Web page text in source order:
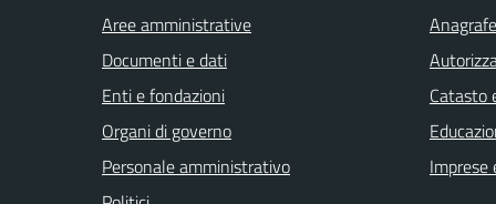
Aree amministrative
Documenti e dati
Enti e fondazioni
Organi di governo
Personale amministrativo
Catasto
Imprese